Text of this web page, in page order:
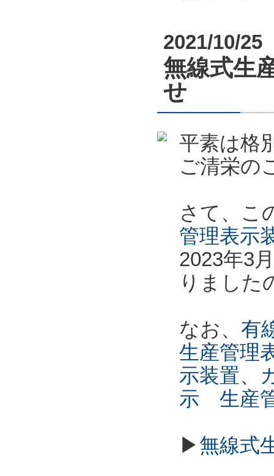
2021/10/25
無線式生
せ
平素は格
ご清栄の
さて、こ
管理表示
2023年3
りました
なお、 有
生産管理
示装置、
示 生産
▶無線式